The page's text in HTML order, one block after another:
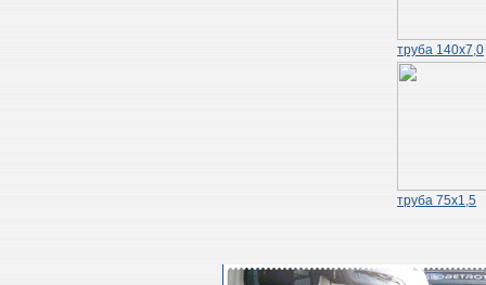
труба 140х7,0
труба 75х1,5